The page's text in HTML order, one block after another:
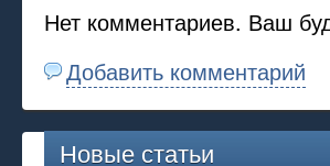
Нет комментариев. Ваш
Добавить комментарий
Новые статьи